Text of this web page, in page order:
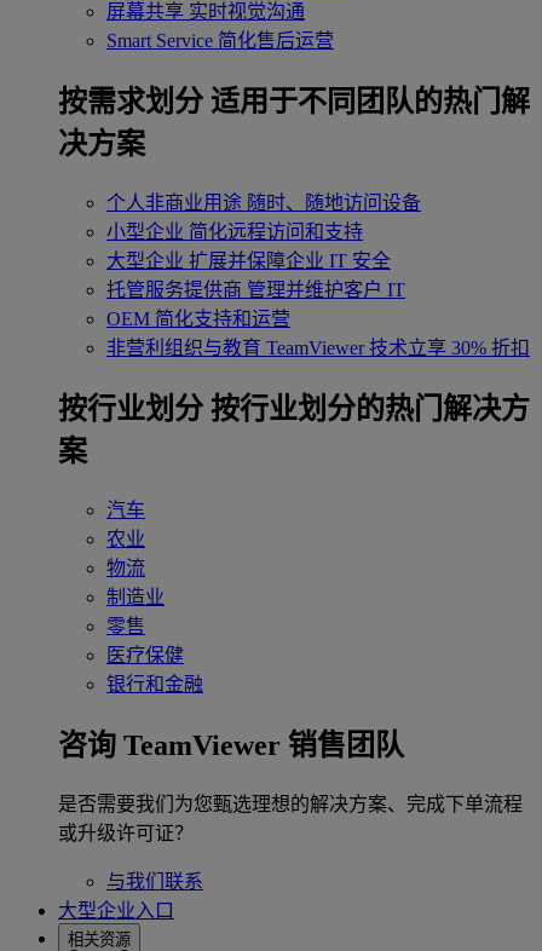
屏幕共享 实时视觉沟通
Smart Service 简化售后运营
按需求划分 适用于不同团队的热门解
决方案
个人非商业用途 随时、随地访问设备
小型企业 简化远程访问和支持
大型企业 扩展并保障企业 IT 安全
托管服务提供商 管理并维护客户 IT
OEM 简化支持和运营
非营利组织与教育 TeamViewer 技术立享 30% 折扣
‌按行业划分 按行业划分的热门解决方
案
汽车
农业
物流
制造业
零售
医疗保健
银行和金融
咨询 TeamViewer 销售团队
是否需要我们为您甄选理想的解决方案、完成下单流程
或升级许可证？
与我们联系
大型企业入口
相关资源